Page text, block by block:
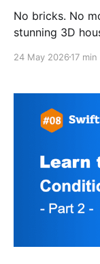
No bricks. No
stunning 3D
24 May 2026 17